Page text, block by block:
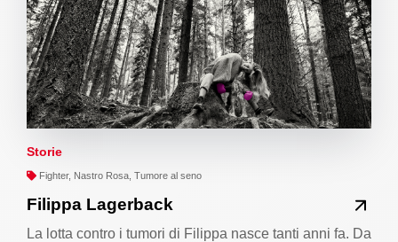
Storie
Fighter, Nastro Rosa, Tumore al seno
Filippa Lagerback
La lotta contro i tumori di Filippa nasce tanti anni fa. Da